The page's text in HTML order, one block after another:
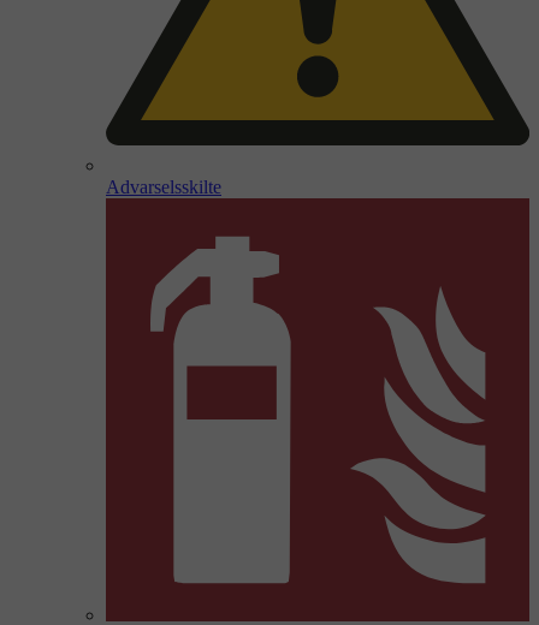
Advarselsskilte